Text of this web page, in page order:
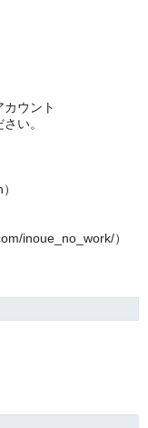
ウント
い。
inoue_no_work/）